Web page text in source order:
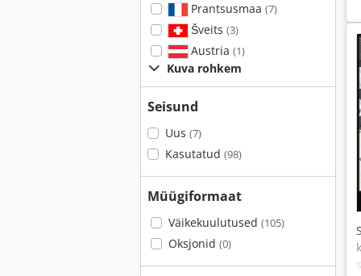
Prantsusmaa (7)
Šveits (3)
Austria (1)
Kuva rohkem
Seisund
Uus (7)
Kasutatud (98)
Müügiformaat
Väikekuulutused (105)
Oksjonid (0)